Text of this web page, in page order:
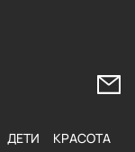
ДЕТИ КРАСОТА